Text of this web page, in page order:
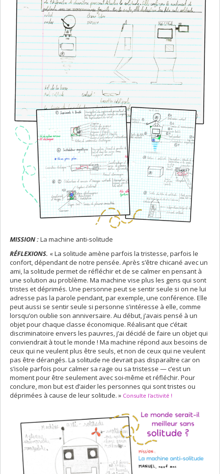
MISSION :La machine anti-solitude
RÉFLEXIONS. « La solitude amène parfois la tristesse, parfois le
confort, dépendant de notre pensée. Après s’être chicané avec un
ami, la solitude permet de réfléchir et de se calmer en pensant à
une solution au problème. Ma machine vise plus les gens qui sont
tristes et déprimés. Une personne peut se sentir seule si on ne lui
adresse pas la parole pendant, par exemple, une conférence. Elle
peut aussi se sentir seule si personne s’intéresse à elle, comme
lorsqu’on oublie son anniversaire. Au début, j’avais pensé à un
objet pour chaque classe économique. Réalisant que c’était
discriminatoire envers les pauvres, j’ai décidé de faire un objet qui
conviendrait à tout le monde ! Ma machine répond aux besoins de
ceux qui ne veulent plus être seuls, et non de ceux qui ne veulent
pas être dérangés. La solitude ne devrait pas disparaître car on
s’isole parfois pour calmer sa rage ou sa tristesse — c’est un
moment pour être seulement avec soi-même et réfléchir. Pour
conclure, mon but est d’aider les personnes qui sont tristes ou
déprimées à cause de leur solitude. » Consulte l'activité !